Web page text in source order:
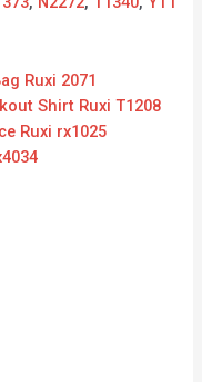
Ruxi 2071
Shirt Ruxi T1208
Ruxi rx1025